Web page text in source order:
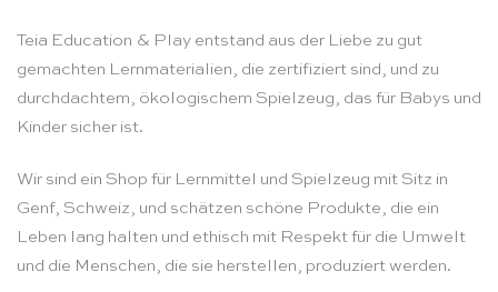
Teia Education & Play entstand aus der Liebe zu gut
gemachten Lernmaterialien, die zertifiziert sind, und zu
durchdachtem, ökologischem Spielzeug, das für Babys und
Kinder sicher ist.
Wir sind ein Shop für Lernmittel und Spielzeug mit Sitz in
Genf, Schweiz, und schätzen schöne Produkte, die ein
Leben lang halten und ethisch mit Respekt für die Umwelt
und die Menschen, die sie herstellen, produziert werden.